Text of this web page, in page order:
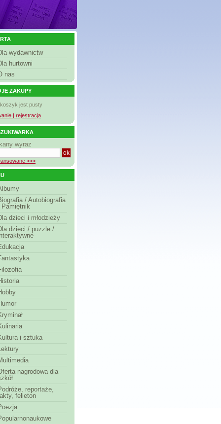
wydawnictw
hurtowni
nas
ZAKUPY
jest pusty
| rejestracja
wyraz
>>>
/ Autobiografia
Pamiętnik
dzieci i młodzieży
dzieci / puzzle /
i sztuka
nagrodowa dla
reportaże,
felieton